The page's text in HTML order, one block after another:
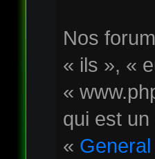
Nos
« ils », «
«
qui est
«